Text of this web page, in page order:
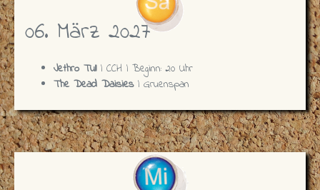
06. März 2027
Jethro Tull | CCH | Beginn: 20 Uhr
The Dead Daisies| Gruenspan